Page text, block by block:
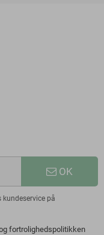
OK
på
fortrolighedspolitikken